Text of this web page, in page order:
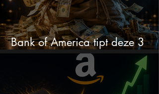
Bank of America tipt deze 3
chipaandelen